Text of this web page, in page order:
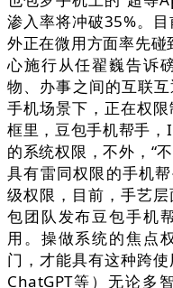
渗入率将冲破35%。
外正在微用方面率先碰
心施行从任翟巍告诉
物、办事之间的互联
手机场景下，正在权
框里，豆包手机帮手，
的系统权限，不外，“
具有雷同权限的手机
级权限，目前，手艺
包团队发布豆包手机
用。操做系统的焦点
门，才能具有这种跨
ChatGPT等）无论多